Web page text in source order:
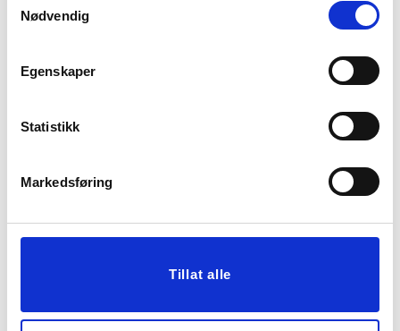
Nødvendig
Egenskaper
Statistikk
Markedsføring
Tillat alle
FLOWERS GUL
SERVIETT AIRLAID
40X40CM GULL